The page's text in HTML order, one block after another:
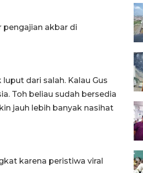
pengajian akbar di
dari salah. Kalau Gus
Toh beliau sudah bersedia
jauh lebih banyak nasihat
karena peristiwa viral